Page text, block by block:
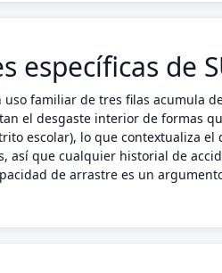
específicas de
uso familiar de tres filas acumula
el desgaste interior de formas
escolar), lo que contextualiza
así que cualquier historial de
de arrastre es un